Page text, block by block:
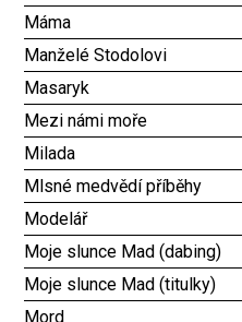
Máma
Manželé Stodolovi
Masaryk
Mezi námi moře
Milada
Mlsné medvědí příběhy
Modelář
Moje slunce Mad (dabing)
Moje slunce Mad (titulky)
Mord